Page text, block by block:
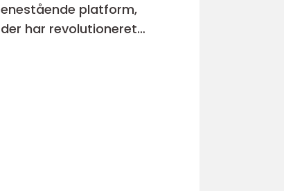
enestående platform,
der har revolutioneret